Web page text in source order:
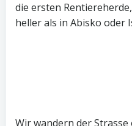
die ersten
heller als in Abisko oder
Wir wandern der